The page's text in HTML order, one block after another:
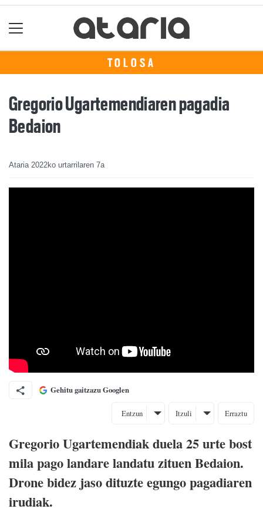
TOLOSA
Gregorio Ugartemendiaren pagadia
Bedaion
Ataria 2022ko urtarrilaren 7a
Gehitu gaitzazu Googlen
Entzun Itzuli Erraztu
Gregorio Ugartemendiak duela 25 urte bost
mila pago landare landatu zituen Bedaion.
Drone bidez jaso dituzte egungo pagadiaren
irudiak.